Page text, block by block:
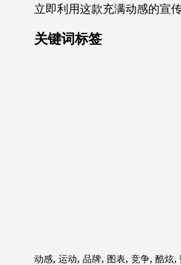
立即利用这款充满动感的宣
关键词标签
动感, 运动, 品牌, 图表, 竞争, 酷炫,